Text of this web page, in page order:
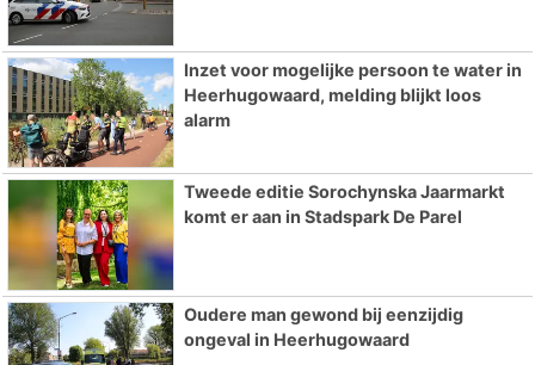
Inzet voor mogelijke persoon te water in
Heerhugowaard, melding blijkt loos
alarm
Tweede editie Sorochynska Jaarmarkt
komt er aan in Stadspark De Parel
Oudere man gewond bij eenzijdig
ongeval in Heerhugowaard